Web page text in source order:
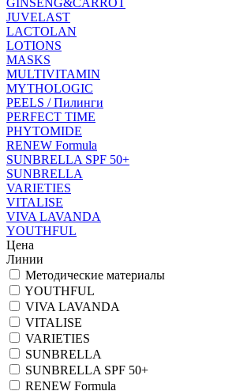
JUVELAST
LACTOLAN
LOTIONS
MASKS
MULTIVITAMIN
MYTHOLOGIC
PEELS / Пилинги
PERFECT TIME
PHYTOMIDE
RENEW Formula
SUNBRELLA SPF 50+
SUNBRELLA
VARIETIES
VITALISE
VIVA LAVANDA
YOUTHFUL
Цена
Линии
Методические материалы
YOUTHFUL
VIVA LAVANDA
VITALISE
VARIETIES
SUNBRELLA
SUNBRELLA SPF 50+
RENEW Formula